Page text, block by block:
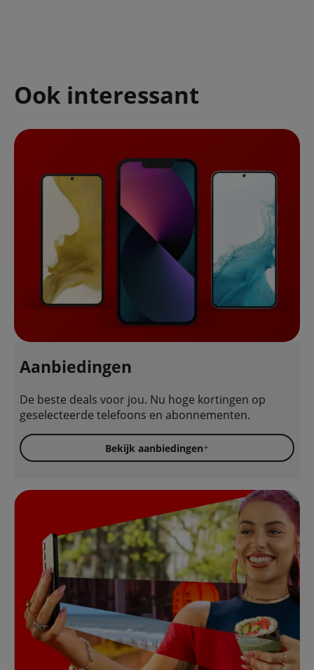
Ook interessant
Aanbiedingen
De beste deals voor jou. Nu hoge kortingen op
geselecteerde telefoons en abonnementen.
Bekijk aanbiedingen